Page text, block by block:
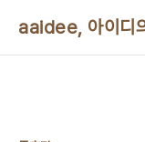
aaidee, 아이디